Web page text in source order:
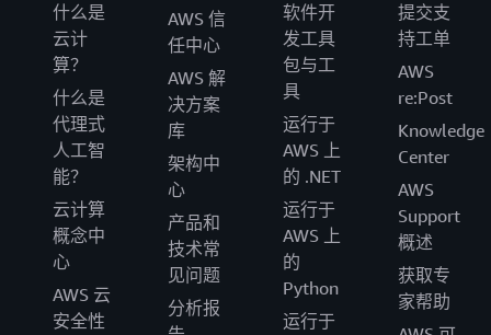
什么是
云计
算？
什么是
代理式
人工智
能？
云计算
概念中
心
AWS 云
安全性
AWS 信
任中心
AWS 解
决方案
库
架构中
心
产品和
技术常
见问题
分析报
软件开
发工具
包与工
具
运行于
AWS 上
的 .NET
运行于
AWS 上
的
Python
运行于
提交支
持工单
AWS
re:Post
Knowledge
Center
AWS
Support
概述
获取专
家帮助